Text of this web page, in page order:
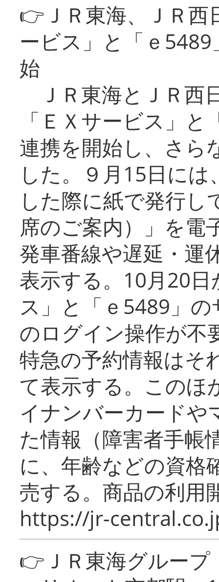
👉ＪＲ東海、ＪＲ
ービス」と「ｅ
始
ＪＲ東海とＪＲ西
「ＥＸサービス」
連携を開始し、さら
した。９月15日に
した際に紙で発行し
席のご案内）」を電
発車番線や遅延・運
表示する。10月20
ス」と「ｅ5489」
のログイン操作が不
特急の予約情報はそ
て表示する。このほ
イナンバーカードや
た情報（障害者手帳
に、年齢などの資格
売する。商品の利用
https://jr-
👉ＪＲ東海グルー